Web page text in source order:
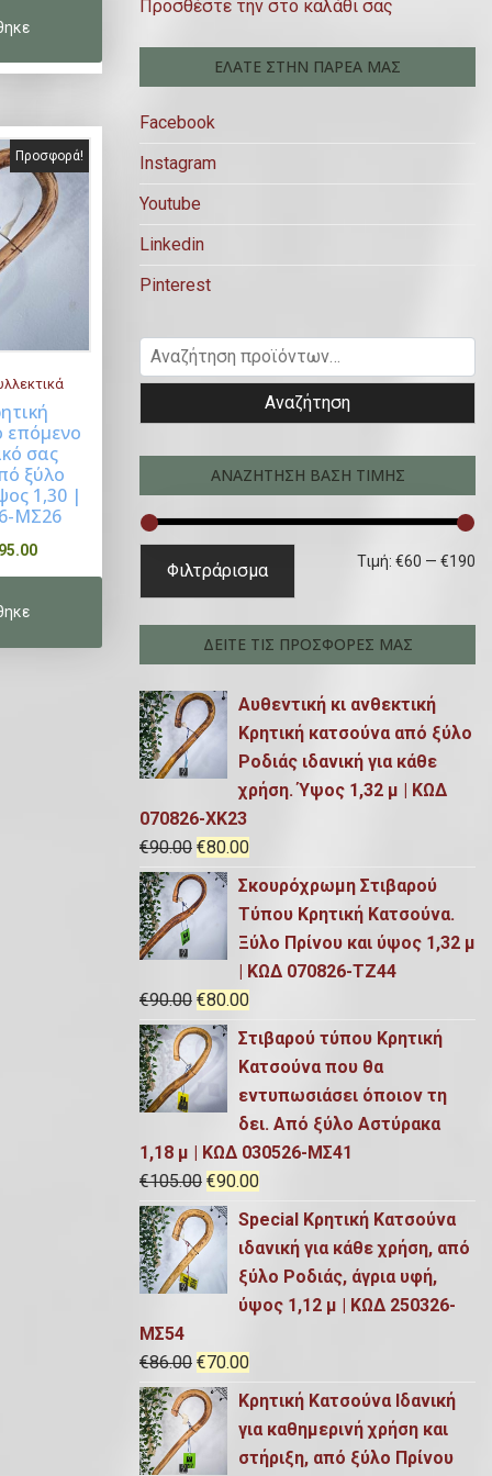
Προσφορά!
Buy Now
επόμενο
σας
ξύλο
1,30 |
ΜΣ26
95.00Η
τ
Προσθέστε την στο καλάθι σας
ΕΛΆΤΕ ΣΤΗΝ ΠΑΡΈΑ ΜΑΣ
Facebook
Instagram
Youtube
Linkedin
Pinterest
ν
τ
η
σ
α
:
Αναζήτηση
ΑΝΑΖΗΤΗΣΗ ΒΑΣΗ ΤΙΜΗΣ
χι
Φιλτράρισμα Τιμή: €60 — €190
ΔΕΙΤΕ ΤΙΣ ΠΡΟΣΦΟΡΕΣ ΜΑΣ
Αυθεντική κι ανθεκτική
Κρητική κατσούνα από ξύλο
Ροδιάς ιδανική για κάθε
χρήση. Ύψος 1,32 μ | ΚΩΔ
070826-ΧΚ23
€90.00 O
r
i
i
n
a
p
r
c
e
w
a
s
9
0
.
€80.00Η
ρ
έ
χ
ο
υ
σ
α
τ
ι
μ
ή
ε
ί
ν
α
:
€
8
Σκουρόχρωμη Στιβαρού
Τύπου Κρητική Κατσούνα.
Ξύλο Πρίνου και ύψος 1,32 μ
| ΚΩΔ 070826-TZ44
€90.00 O
r
i
g
i
n
a
p
r
i
w
a
s
:
€80.00Η
ρ
ο
υ
σ
α
τ
ι
μ
ε
ί
ν
α
Στιβαρού τύπου Κρητική
Κατσούνα που θα
εντυπωσιάσει όποιον τη
δει. Από ξύλο Αστύρακα
1,18 μ | ΚΩΔ 030526-ΜΣ41
€105.00 O
r
i
i
a
l
p
€90.00Η
έ
α
τ
ι
Special Κρητική Κατσούνα
ιδανική για κάθε χρήση, από
ξύλο Ροδιάς, άγρια υφή,
ύψος 1,12 μ | ΚΩΔ 250326-
ΜΣ54
€86.00 O
r
i
€70.00Η
τ
Κρητική Κατσούνα Ιδανική
για καθημερινή χρήση και
στήριξη, από ξύλο Πρίνου